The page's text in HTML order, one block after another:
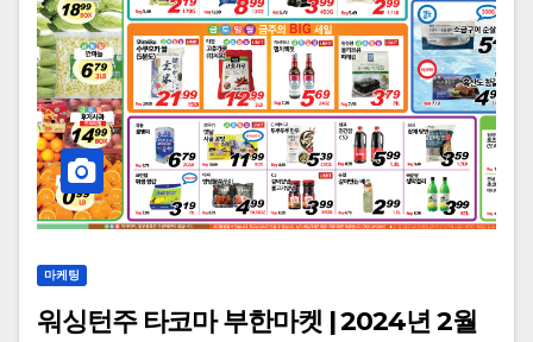
마케팅
워싱턴주 타코마 부한마켓 | 2024년 2월